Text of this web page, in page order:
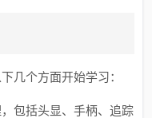
几个方面开始学习：
包括头显、手柄、追踪